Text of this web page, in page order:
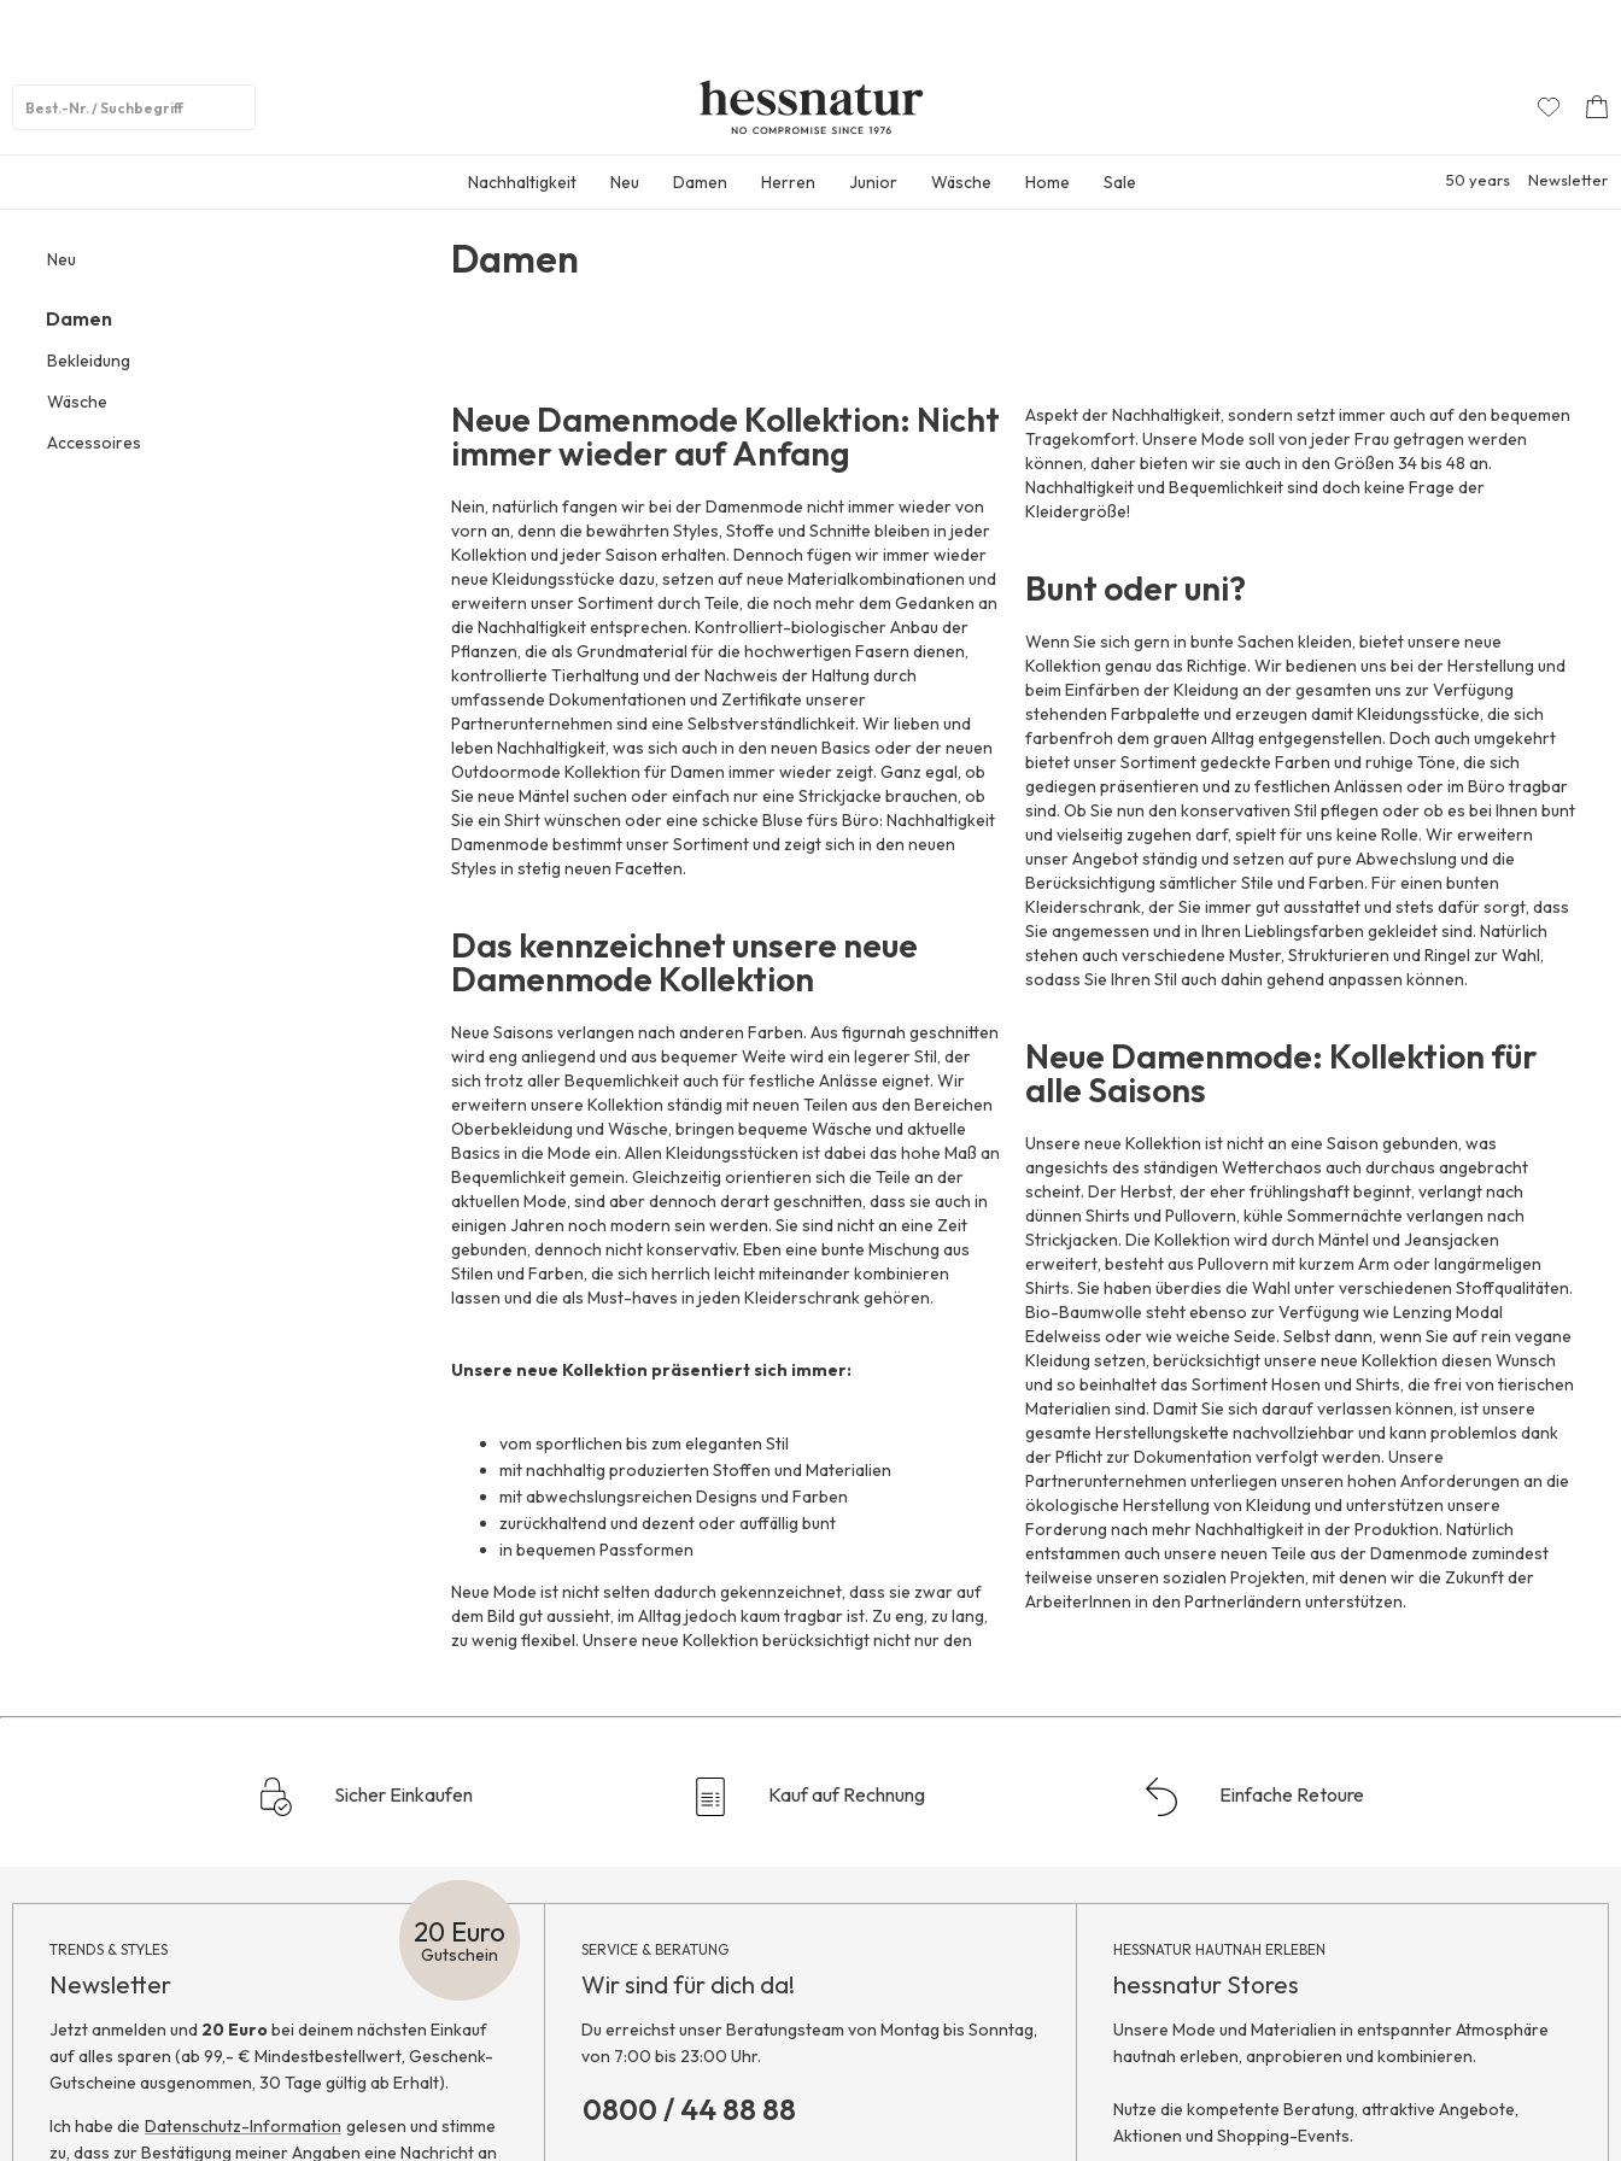
Nachhaltigkeit Neu Damen Herren Junior Wäsche Home Sale 50 years Newsletter
Neu
Damen
Bekleidung
Wäsche
Accessoires
Damen
Neue Damenmode Kollektion: Nicht
immer wieder auf Anfang
Nein, natürlich fangen wir bei der Damenmode nicht immer wieder von
vorn an, denn die bewährten Styles, Stoffe und Schnitte bleiben in jeder
Kollektion und jeder Saison erhalten. Dennoch fügen wir immer wieder
neue Kleidungsstücke dazu, setzen auf neue Materialkombinationen und
erweitern unser Sortiment durch Teile, die noch mehr dem Gedanken an
die Nachhaltigkeit entsprechen. Kontrolliert-biologischer Anbau der
Pflanzen, die als Grundmaterial für die hochwertigen Fasern dienen,
kontrollierte Tierhaltung und der Nachweis der Haltung durch
umfassende Dokumentationen und Zertifikate unserer
Partnerunternehmen sind eine Selbstverständlichkeit. Wir lieben und
leben Nachhaltigkeit, was sich auch in den neuen Basics oder der neuen
Outdoormode Kollektion für Damen immer wieder zeigt. Ganz egal, ob
Sie neue Mäntel suchen oder einfach nur eine Strickjacke brauchen, ob
Sie ein Shirt wünschen oder eine schicke Bluse fürs Büro: Nachhaltigkeit
Damenmode bestimmt unser Sortiment und zeigt sich in den neuen
Styles in stetig neuen Facetten.
Das kennzeichnet unsere neue
Damenmode Kollektion
Neue Saisons verlangen nach anderen Farben. Aus figurnah geschnitten
wird eng anliegend und aus bequemer Weite wird ein legerer Stil, der
sich trotz aller Bequemlichkeit auch für festliche Anlässe eignet. Wir
erweitern unsere Kollektion ständig mit neuen Teilen aus den Bereichen
Oberbekleidung und Wäsche, bringen bequeme Wäsche und aktuelle
Basics in die Mode ein. Allen Kleidungsstücken ist dabei das hohe Maß an
Bequemlichkeit gemein. Gleichzeitig orientieren sich die Teile an der
aktuellen Mode, sind aber dennoch derart geschnitten, dass sie auch in
einigen Jahren noch modern sein werden. Sie sind nicht an eine Zeit
gebunden, dennoch nicht konservativ. Eben eine bunte Mischung aus
Stilen und Farben, die sich herrlich leicht miteinander kombinieren
lassen und die als Must-haves in jeden Kleiderschrank gehören.
Unsere neue Kollektion präsentiert sich immer:
vom sportlichen bis zum eleganten Stil
mit nachhaltig produzierten Stoffen und Materialien
mit abwechslungsreichen Designs und Farben
zurückhaltend und dezent oder auffällig bunt
in bequemen Passformen
Neue Mode ist nicht selten dadurch gekennzeichnet, dass sie zwar auf
dem Bild gut aussieht, im Alltag jedoch kaum tragbar ist. Zu eng, zu lang,
zu wenig flexibel. Unsere neue Kollektion berücksichtigt nicht nur den
Aspekt der Nachhaltigkeit, sondern setzt immer auch auf den bequemen
Tragekomfort. Unsere Mode soll von jeder Frau getragen werden
können, daher bieten wir sie auch in den Größen 34 bis 48 an.
Nachhaltigkeit und Bequemlichkeit sind doch keine Frage der
Kleidergröße!
Bunt oder uni?
Wenn Sie sich gern in bunte Sachen kleiden, bietet unsere neue
Kollektion genau das Richtige. Wir bedienen uns bei der Herstellung und
beim Einfärben der Kleidung an der gesamten uns zur Verfügung
stehenden Farbpalette und erzeugen damit Kleidungsstücke, die sich
farbenfroh dem grauen Alltag entgegenstellen. Doch auch umgekehrt
bietet unser Sortiment gedeckte Farben und ruhige Töne, die sich
gediegen präsentieren und zu festlichen Anlässen oder im Büro tragbar
sind. Ob Sie nun den konservativen Stil pflegen oder ob es bei Ihnen bunt
und vielseitig zugehen darf, spielt für uns keine Rolle. Wir erweitern
unser Angebot ständig und setzen auf pure Abwechslung und die
Berücksichtigung sämtlicher Stile und Farben. Für einen bunten
Kleiderschrank, der Sie immer gut ausstattet und stets dafür sorgt, dass
Sie angemessen und in Ihren Lieblingsfarben gekleidet sind. Natürlich
stehen auch verschiedene Muster, Strukturieren und Ringel zur Wahl,
sodass Sie Ihren Stil auch dahin gehend anpassen können.
Neue Damenmode: Kollektion für
alle Saisons
Unsere neue Kollektion ist nicht an eine Saison gebunden, was
angesichts des ständigen Wetterchaos auch durchaus angebracht
scheint. Der Herbst, der eher frühlingshaft beginnt, verlangt nach
dünnen Shirts und Pullovern, kühle Sommernächte verlangen nach
Strickjacken. Die Kollektion wird durch Mäntel und Jeansjacken
erweitert, besteht aus Pullovern mit kurzem Arm oder langärmeligen
Shirts. Sie haben überdies die Wahl unter verschiedenen Stoffqualitäten.
Bio-Baumwolle steht ebenso zur Verfügung wie Lenzing Modal
Edelweiss oder wie weiche Seide. Selbst dann, wenn Sie auf rein vegane
Kleidung setzen, berücksichtigt unsere neue Kollektion diesen Wunsch
und so beinhaltet das Sortiment Hosen und Shirts, die frei von tierischen
Materialien sind. Damit Sie sich darauf verlassen können, ist unsere
gesamte Herstellungskette nachvollziehbar und kann problemlos dank
der Pflicht zur Dokumentation verfolgt werden. Unsere
Partnerunternehmen unterliegen unseren hohen Anforderungen an die
ökologische Herstellung von Kleidung und unterstützen unsere
Forderung nach mehr Nachhaltigkeit in der Produktion. Natürlich
entstammen auch unsere neuen Teile aus der Damenmode zumindest
teilweise unseren sozialen Projekten, mit denen wir die Zukunft der
ArbeiterInnen in den Partnerländern unterstützen.
Sicher Einkaufen Kauf auf Rechnung Einfache Retoure
TRENDS & STYLES
Newsletter
20 Euro
Gutschein
Jetzt anmelden und 20 Eurobei deinem nächsten Einkauf
auf alles sparen (ab 99,- € Mindestbestellwert, Geschenk-
Gutscheine ausgenommen, 30 Tage gültig ab Erhalt).
Ich habe die Datenschutz-Information gelesen und stimme
zu, dass zur Bestätigung meiner Angaben eine Nachricht an
SERVICE & BERATUNG
Wir sind für dich da!
Du erreichst unser Beratungsteam von Montag bis Sonntag,
von 7:00 bis 23:00 Uhr.
0800 / 44 88 88
HESSNATUR HAUTNAH ERLEBEN
hessnatur Stores
Unsere Mode und Materialien in entspannter Atmosphäre
hautnah erleben, anprobieren und kombinieren.
Nutze die kompetente Beratung, attraktive Angebote,
Aktionen und Shopping-Events.